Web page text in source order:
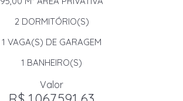
2DORMITÓRIO(S)
1 VAGA(S) DE GARAGEM
1 BANHEIRO(S)
Valor